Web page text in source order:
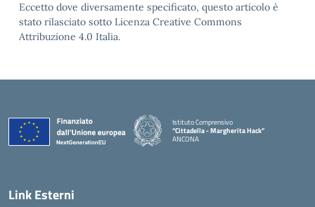
Eccetto dove diversamente specificato, questo articolo è
stato rilasciato sotto Licenza Creative Commons
Attribuzione 4.0 Italia.
Istituto Comprensivo
“Cittadella - Margherita Hack”
ANCONA
Link Esterni